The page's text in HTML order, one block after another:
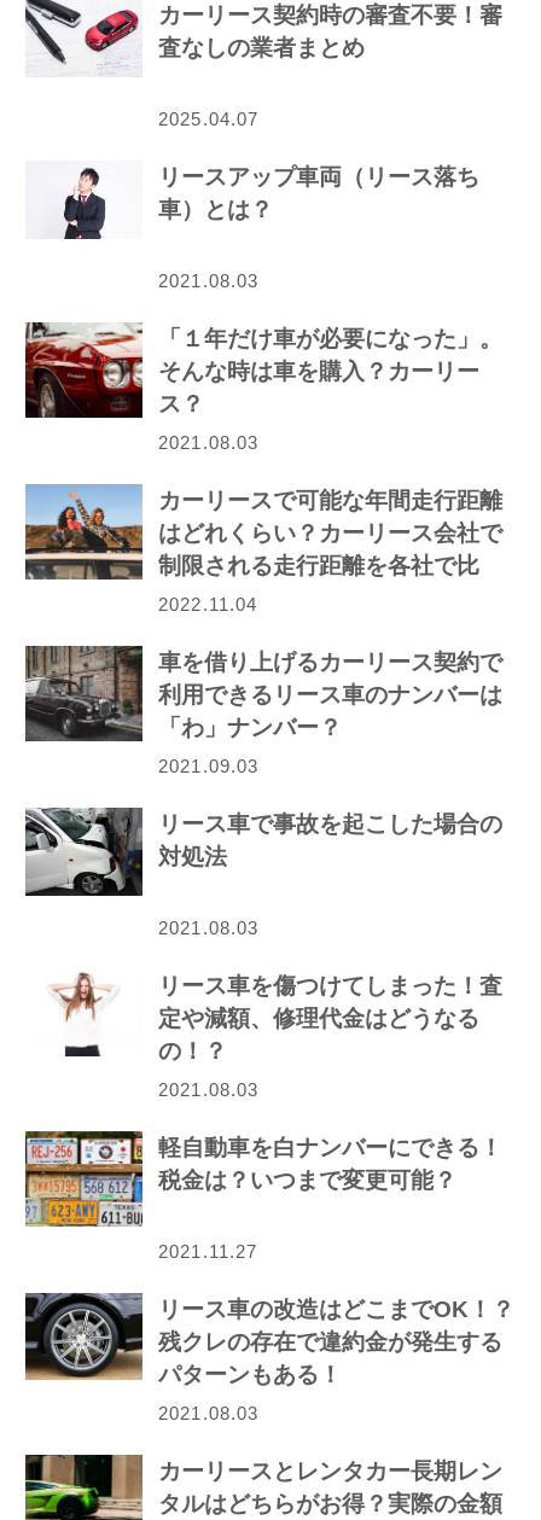
カーリース契約時の審査不要！審
査なしの業者まとめ
2025.04.07
リースアップ車両（リース落ち
車）とは？
2021.08.03
「１年だけ車が必要になった」。
そんな時は車を購入？カーリー
ス？
2021.08.03
カーリースで可能な年間走行距離
はどれくらい？カーリース会社で
制限される走行距離を各社で比
較！
2022.11.04
車を借り上げるカーリース契約で
利用できるリース車のナンバーは
「わ」ナンバー？
2021.09.03
リース車で事故を起こした場合の
対処法
2021.08.03
リース車を傷つけてしまった！査
定や減額、修理代金はどうなる
の！？
2021.08.03
軽自動車を白ナンバーにできる！
税金は？いつまで変更可能？
2021.11.27
リース車の改造はどこまでOK！？
残クレの存在で違約金が発生する
パターンもある！
2021.08.03
カーリースとレンタカー長期レン
タルはどちらがお得？実際の金額